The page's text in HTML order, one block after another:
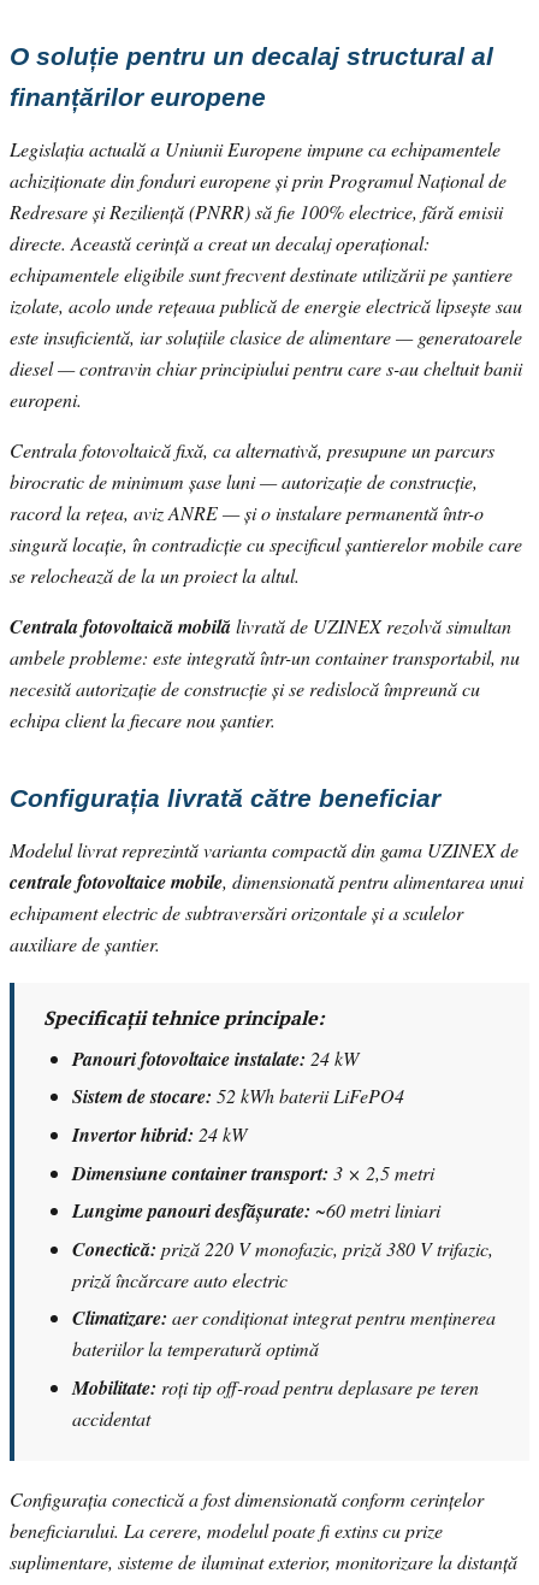
O soluție pentru un decalaj structural al
finanțărilor europene
Legislația actuală a Uniunii Europene impune ca echipamentele
achiziționate din fonduri europene și prin Programul Național de
Redresare și Reziliență (PNRR) să fie 100% electrice, fără emisii
directe. Această cerință a creat un decalaj operațional:
echipamentele eligibile sunt frecvent destinate utilizării pe șantiere
izolate, acolo unde rețeaua publică de energie electrică lipsește sau
este insuficientă, iar soluțiile clasice de alimentare — generatoarele
diesel — contravin chiar principiului pentru care s-au cheltuit banii
europeni.
Centrala fotovoltaică fixă, ca alternativă, presupune un parcurs
birocratic de minimum șase luni — autorizație de construcție,
racord la rețea, aviz ANRE — și o instalare permanentă într-o
singură locație, în contradicție cu specificul șantierelor mobile care
se relochează de la un proiect la altul.
Centrala fotovoltaică mobilălivrată de UZINEX rezolvă simultan
ambele probleme: este integrată într-un container transportabil, nu
necesită autorizație de construcție și se redislocă împreună cu
echipa client la fiecare nou șantier.
Configurația livrată către beneficiar
Modelul livrat reprezintă varianta compactă din gama UZINEX de
centrale fotovoltaice mobile, dimensionată pentru alimentarea unui
echipament electric de subtraversări orizontale și a sculelor
auxiliare de șantier.
Specificații tehnice principale:
Panouri fotovoltaice instalate: 24 kW
Sistem de stocare: 52 kWh baterii LiFePO4
Invertor hibrid: 24 kW
Dimensiune container transport: 3 × 2,5 metri
Lungime panouri desfășurate: ~60 metri liniari
Conectică: priză 220 V monofazic, priză 380 V trifazic,
priză încărcare auto electric
Climatizare: aer condiționat integrat pentru menținerea
bateriilor la temperatură optimă
Mobilitate: roți tip off-road pentru deplasare pe teren
accidentat
Configurația conectică a fost dimensionată conform cerințelor
beneficiarului. La cerere, modelul poate fi extins cu prize
suplimentare, sisteme de iluminat exterior, monitorizare la distanță